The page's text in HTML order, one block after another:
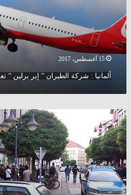
برلين
”
تعلن
إفلاسها
15 أغسطس، 2017
ألمانيا : شركة الطيران ” إير برلين ”
ألمانيا
:
الشرطة
تصحح
معلومات
خاطئة
أوردتها
عن